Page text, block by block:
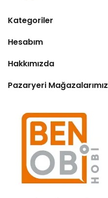
Kategoriler
Hesabım
Hakkımızda
Pazaryeri Mağazalarımız